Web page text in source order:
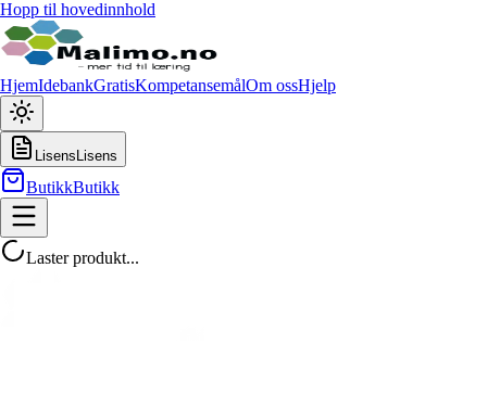
Hopp til hovedinnhold
HjemIdebankGratisKompetansemålOm ossHjelp
Lisens Lisens
ButikkButikk
Laster produkt...